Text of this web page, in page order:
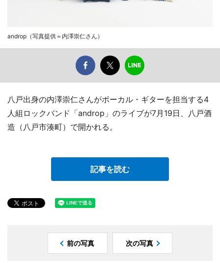
androp（写真提供＝内澤崇仁さん）
八戸出身の内澤崇仁さんがボーカル・ギターを担当する4
人組ロックバンド「androp」のライブが7月19日、八戸酒
造（八戸市湊町）で開かれる。
記事を読む
前の写真 次の写真